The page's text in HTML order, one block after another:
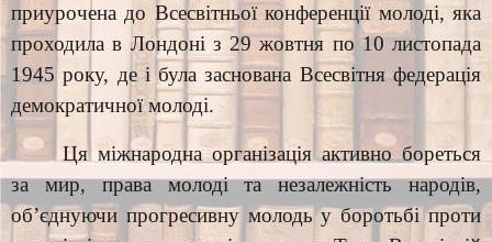
приурочена до Всесвітньої конференції молоді, яка
проходила в Лондоні з 29 жовтня по 10 листопада
1945 року, де і була заснована Всесвітня федерація
демократичної молоді.
Ця міжнародна організація активно бореться
за мир, права молоді та незалежність народів,
об’єднуючи прогресивну молодь у боротьбі проти